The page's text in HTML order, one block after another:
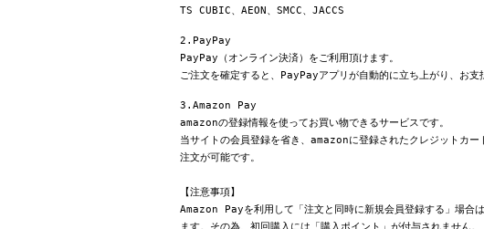
TS CUBIC、AEON、SMCC、JACCS
2.PayPay
PayPay（オンライン決済）をご利用頂けます。
ご注文を確定すると、PayPayアプリが自動的に立ち上がり、お支
3.Amazon Pay
amazonの登録情報を使ってお買い物できるサービスです。
当サイトの会員登録を省き、amazonに登録されたクレジットカー
注文が可能です。
【注意事項】
Amazon Payを利用して「注文と同時に新規会員登録する」場合